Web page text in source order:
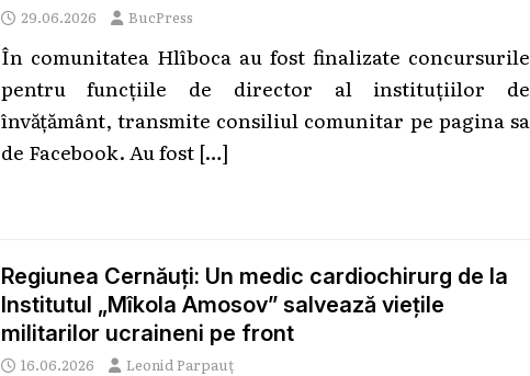
29.06.2026 BucPress
În comunitatea Hlîboca au fost finalizate concursurile
pentru funcțiile de director al instituțiilor de
învățământ, transmite consiliul comunitar pe pagina sa
de Facebook. Au fost […]
Regiunea Cernăuți: Un medic cardiochirurg de la
Institutul „Mîkola Amosov” salvează viețile
militarilor ucraineni pe front
16.06.2026 Leonid Parpauț